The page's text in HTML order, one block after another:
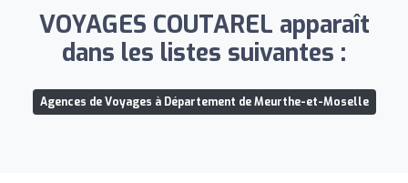
VOYAGES COUTAREL apparaît
dans les listes suivantes :
Agences de Voyages à Département de Meurthe-et-Moselle